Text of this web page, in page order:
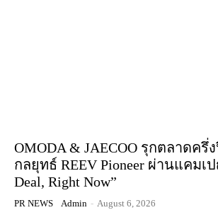
OMODA & JAECOO รุกตลาดครึ่
กลยุทธ์ REEV Pioneer ผ่านแคมเ
Deal, Right Now”
PR NEWS Admin - August 6, 2026